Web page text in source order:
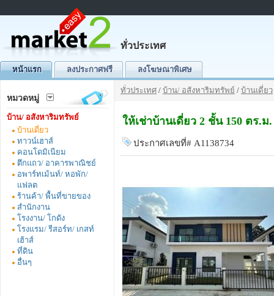
ทั่วประเทศ
หน้าแรก ลงประกาศฟรี ลงโฆษณาพิเศษ
หมวดหมู่
บ้าน/ อสังหาริมทรัพย์
บ้านเดี่ยว
ทาวน์เฮาส์
คอนโดมิเนียม
ตึกแถว/ อาคารพาณิชย์
อพาร์ทเม้นท์/ หอพัก/
แฟลต
ร้านค้า/ พื้นที่ขายของ
สำนักงาน
โรงงาน/ โกดัง
โรงแรม/ รีสอร์ท/ เกสท์
เฮ้าส์
ที่ดิน
อื่นๆ
ทั่วประเทศ / บ้าน/ อสังหาริมทรัพย์ / บ้านเดี่ยว
ให้เช่าบ้านเดี่ยว 2 ชั้น 150 ตร.
ประกาศเลขที่# A1138734